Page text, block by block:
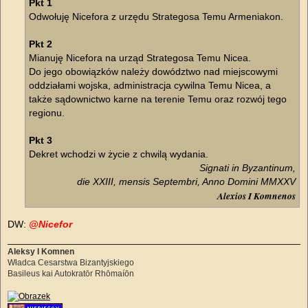
Pkt 1
Odwołuję Nicefora z urzędu Strategosa Temu Armeniakon.
Pkt 2
Mianuję Nicefora na urząd Strategosa Temu Nicea.
Do jego obowiązków należy dowództwo nad miejscowymi
oddziałami wojska, administracja cywilna Temu Nicea, a
także sądownictwo karne na terenie Temu oraz rozwój tego
regionu.
Pkt 3
Dekret wchodzi w życie z chwilą wydania.
Signati in Byzantinum,
die XXIII, mensis Septembri, Anno Domini MMXXV
Alexios I Komnenos
DW: @Nicefor
Aleksy I Komnen
Władca Cesarstwa Bizantyjskiego
Basileus kai Autokratōr Rhōmaíōn